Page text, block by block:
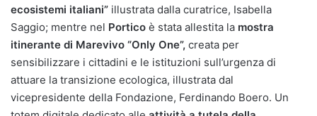
ecosistemi italiani” illustrata dalla curatrice, Isabella
Saggio; mentre nel Portico è stata allestita la mostra
itinerante di Marevivo “Only One”, creata per
sensibilizzare i cittadini e le istituzioni sull’urgenza di
attuare la transizione ecologica, illustrata dal
vicepresidente della Fondazione, Ferdinando Boero. Un